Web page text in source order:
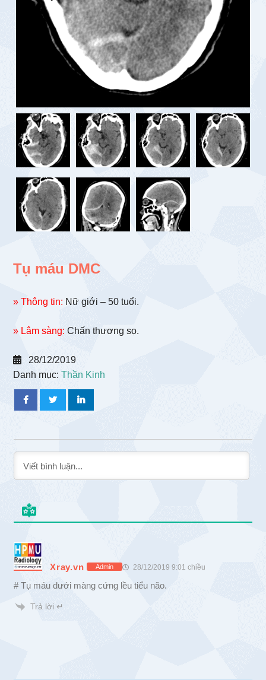
Tụ máu DMC
» Thông tin: Nữ giới – 50 tuổi.
» Lâm sàng: Chấn thương sọ.
28/12/2019
Danh mục:Thần Kinh
Xray.vn Admin 28/12/2019 9:01 chiều
# Tụ máu dưới màng cứng lều tiểu não.
Trả lời ↵